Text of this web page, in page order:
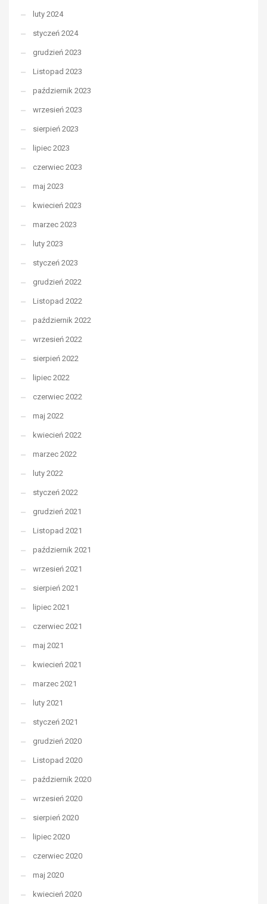
luty 2024
styczeń 2024
grudzień 2023
Listopad 2023
październik 2023
wrzesień 2023
sierpień 2023
lipiec 2023
czerwiec 2023
maj 2023
kwiecień 2023
marzec 2023
luty 2023
styczeń 2023
grudzień 2022
Listopad 2022
październik 2022
wrzesień 2022
sierpień 2022
lipiec 2022
czerwiec 2022
maj 2022
kwiecień 2022
marzec 2022
luty 2022
styczeń 2022
grudzień 2021
Listopad 2021
październik 2021
wrzesień 2021
sierpień 2021
lipiec 2021
czerwiec 2021
maj 2021
kwiecień 2021
marzec 2021
luty 2021
styczeń 2021
grudzień 2020
Listopad 2020
październik 2020
wrzesień 2020
sierpień 2020
lipiec 2020
czerwiec 2020
maj 2020
kwiecień 2020